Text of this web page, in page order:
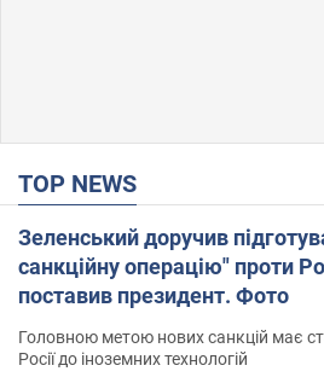
TOP NEWS
Зеленський доручив
санкційну операцію" проти
поставив президент. Фото
Головною метою нових санкцій має
Росії до іноземних технологій